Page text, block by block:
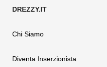
Chi Siamo
Diventa Inserzionista